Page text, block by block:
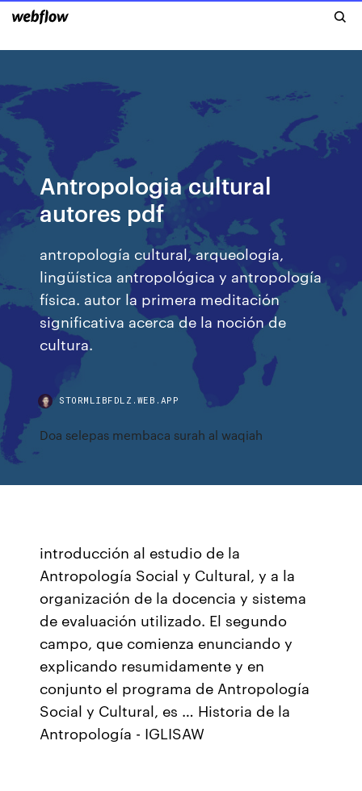
Antropologia cultural
autores pdf
antropología cultural, arqueología,
lingüística antropológica y antropología
física. autor la primera meditación
significativa acerca de la noción de
cultura.
STORMLIBFDLZ.WEB.APP
Doa selepas membaca surah al waqiah
introducción al estudio de la
Antropología Social y Cultural, y a la
organización de la docencia y sistema
de evaluación utilizado. El segundo
campo, que comienza enunciando y
explicando resumidamente y en
conjunto el programa de Antropología
Social y Cultural, es … Historia de la
Antropología - IGLISAW